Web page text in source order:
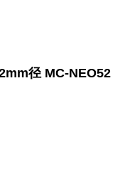
径 MC-NEO52